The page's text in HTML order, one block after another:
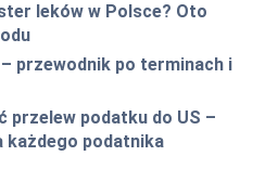
leków w Polsce? Oto
przewodnik po terminach i
przelew podatku do US –
każdego podatnika